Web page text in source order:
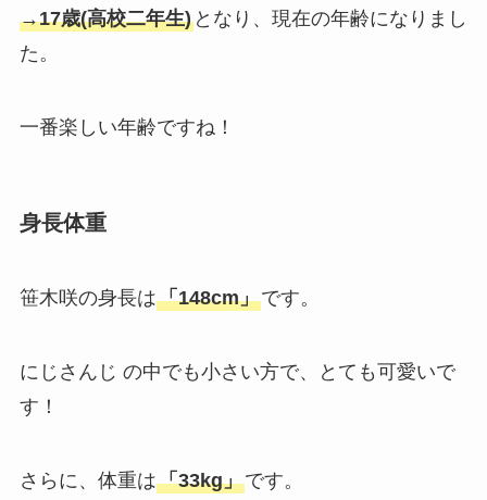
→17歳(高校二年生)となり、現在の年齢になりまし
た。
一番楽しい年齢ですね！
身長体重
笹木咲の身長は「148cm」です。
にじさんじ の中でも小さい方で、とても可愛いで
す！
さらに、体重は「33kg」です。